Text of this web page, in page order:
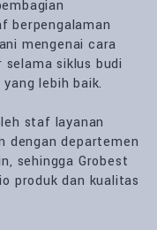
berpengalaman
mengenai cara
selama siklus budi
lebih baik.
staf layanan
dengan departemen
sehingga Grobest
produk dan kualitas